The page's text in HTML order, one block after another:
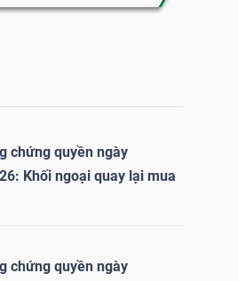
chứng quyền ngày
Khối ngoại quay lại mua
chứng quyền ngày